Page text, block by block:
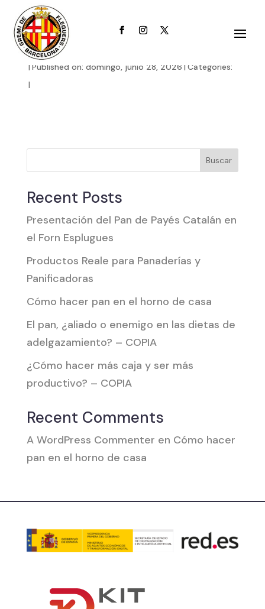
aSh5uDHG0zTsgbv
| Published on: domingo, junio 28, 2026 | Categories:
|
Buscar
Recent Posts
Presentación del Pan de Payés Catalán en
el Forn Esplugues
Productos Reale para Panaderías y
Panificadoras
Cómo hacer pan en el horno de casa
El pan, ¿aliado o enemigo en las dietas de
adelgazamiento? – COPIA
¿Cómo hacer más caja y ser más
productivo? – COPIA
Recent Comments
A WordPress Commenter en Cómo hacer
pan en el horno de casa